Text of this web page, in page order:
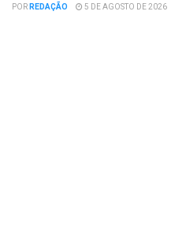
PORREDAÇÃO 5 DE AGOSTO DE 2026